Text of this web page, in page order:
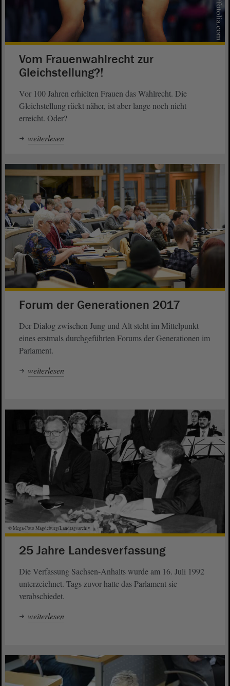
Vom Frauenwahlrecht zur
Gleichstellung?!
Vor 100 Jahren erhielten Frauen das Wahlrecht. Die
Gleichstellung rückt näher, ist aber lange noch nicht
erreicht. Oder?
weiterlesen
Forum der Generationen 2017
Der Dialog zwischen Jung und Alt steht im Mittelpunkt
eines erstmals durchgeführten Forums der Generationen im
Parlament.
weiterlesen
© Mega-Foto Magdeburg/Landtagsarchiv
25 Jahre Landesverfassung
Die Verfassung Sachsen-Anhalts wurde am 16. Juli 1992
unterzeichnet. Tags zuvor hatte das Parlament sie
verabschiedet.
weiterlesen